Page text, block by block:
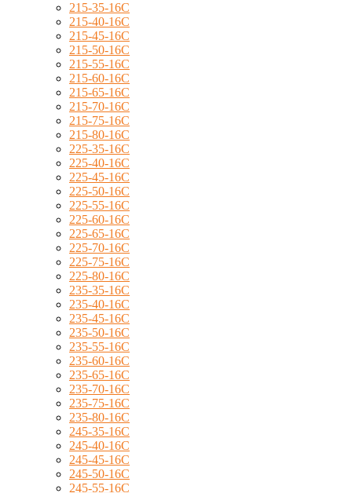
215-35-16C
215-40-16C
215-45-16C
215-50-16C
215-55-16C
215-60-16C
215-65-16C
215-70-16C
215-75-16C
215-80-16C
225-35-16C
225-40-16C
225-45-16C
225-50-16C
225-55-16C
225-60-16C
225-65-16C
225-70-16C
225-75-16C
225-80-16C
235-35-16C
235-40-16C
235-45-16C
235-50-16C
235-55-16C
235-60-16C
235-65-16C
235-70-16C
235-75-16C
235-80-16C
245-35-16C
245-40-16C
245-45-16C
245-50-16C
245-55-16C